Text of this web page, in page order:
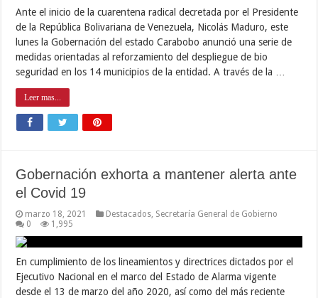
Ante el inicio de la cuarentena radical decretada por el Presidente
de la República Bolivariana de Venezuela, Nicolás Maduro, este
lunes la Gobernación del estado Carabobo anunció una serie de
medidas orientadas al reforzamiento del despliegue de bio
seguridad en los 14 municipios de la entidad. A través de la …
Leer mas...
Gobernación exhorta a mantener alerta ante
el Covid 19
marzo 18, 2021 Destacados Secretaría General de Gobierno
0
1,995
En cumplimiento de los lineamientos y directrices dictados por el
Ejecutivo Nacional en el marco del Estado de Alarma vigente
desde el 13 de marzo del año 2020, así como del más reciente